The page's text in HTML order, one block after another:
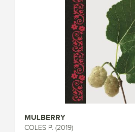
MULBERRY
COLES P. (2019)